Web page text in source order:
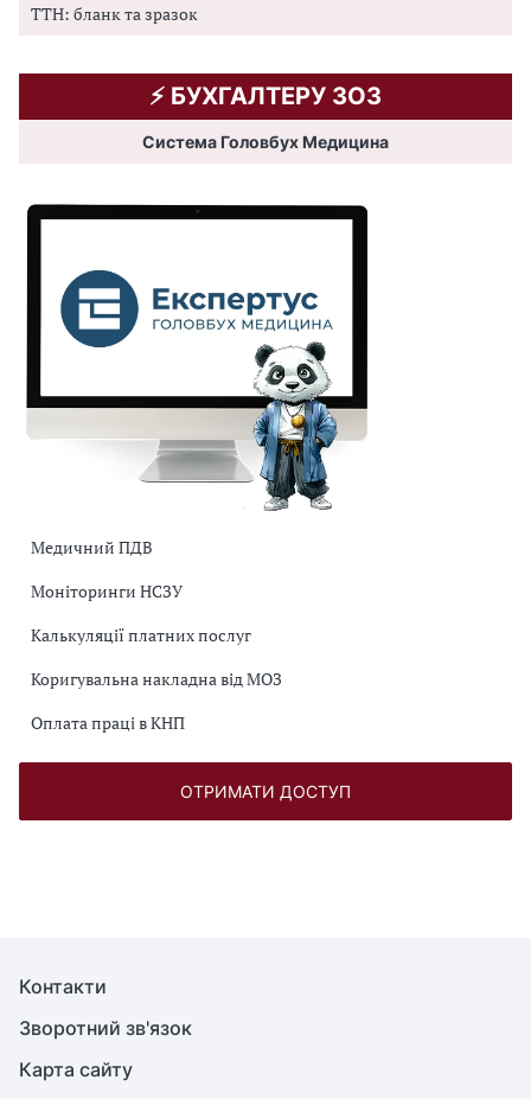
ТТН: бланк та зразок
⚡️ БУХГАЛТЕРУ ЗОЗ
Система Головбух Медицина
Медичний ПДВ
Моніторинги НСЗУ
Калькуляції платних послуг
Коригувальна накладна від МОЗ
Оплата праці в КНП
ОТРИМАТИ ДОСТУП
Контакти
Зворотний зв'язок
Карта сайту